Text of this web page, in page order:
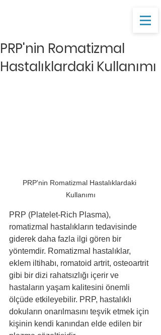
PRP'nin Romatizmal
Hastalıklardaki Kullanımı
PRP'nin Romatizmal Hastalıklardaki
Kullanımı
PRP (Platelet-Rich Plasma),
romatizmal hastalıkların tedavisinde
giderek daha fazla ilgi gören bir
yöntemdir. Romatizmal hastalıklar,
eklem iltihabı, romatoid artrit, osteoartrit
gibi bir dizi rahatsızlığı içerir ve
hastaların yaşam kalitesini önemli
ölçüde etkileyebilir. PRP, hastalıklı
dokuların onarılmasını teşvik etmek için
kişinin kendi kanından elde edilen bir